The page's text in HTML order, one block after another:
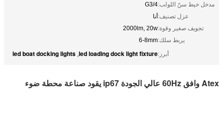
مدخل خيط سنّ اللولب:G3/4
عزل تصنيف:أنا
تجويف صغير وقوة:2000lm, 20w
يربط سلك:6-8mm
أبرز:led loading dock light fixture
,
led boat docking lights
Atex وافق 60Hz عالي الجودة ip67 يقود صناعة محطة ضوء